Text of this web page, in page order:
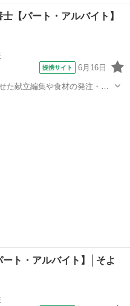
スト（186...
【パート・アルバイト】
提携サイト 6月16日
た献立編集や食材の発注・在
ト・アルバイト】│そよ